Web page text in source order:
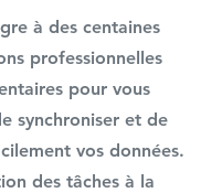
à des centaines
professionnelles
pour vous
synchroniser et de
vos données.
des tâches à la